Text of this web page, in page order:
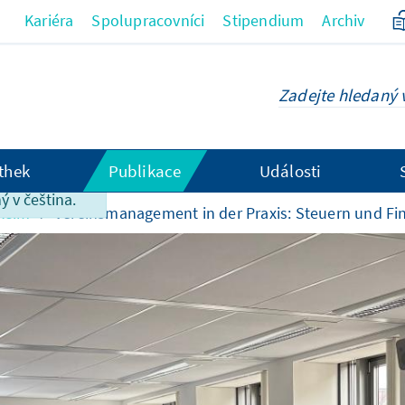
bohužel
v čeština.
Kariéra Spolupracovníci Stipendium Archiv
Publikace Události
Vereinsmanagement in der Praxis: Steuern und